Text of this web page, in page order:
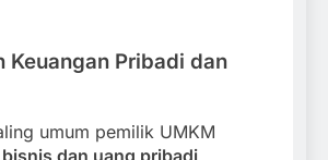
Keuangan Pribadi dan
umum pemilik UMKM
dan uang pribadi